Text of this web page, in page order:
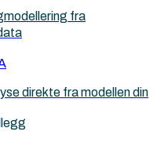
fra
direkte fra modellen din